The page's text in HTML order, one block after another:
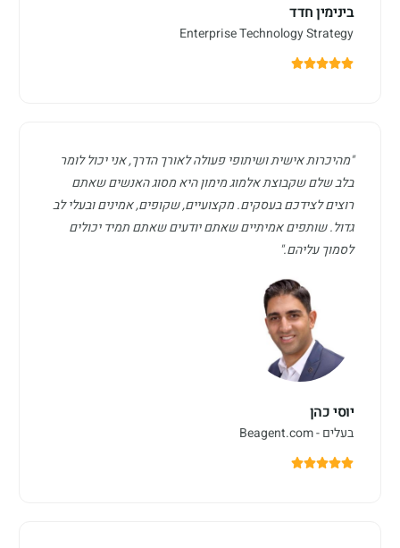
בינימין חדד
Enterprise Technology Strategy
"מהיכרות אישית ושיתופי פעולה לאורך הדרך, אני יכול לומר
בלב שלם שקבוצת אלמוג מימון היא מסוג האנשים שאתם
רוצים לצידכם בעסקים. מקצועיים, שקופים, אמינים ובעלי לב
גדול. שותפים אמיתיים שאתם יודעים שאתם תמיד יכולים
לסמוך עליהם."
יוסי כהן
בעלים - Beagent.com